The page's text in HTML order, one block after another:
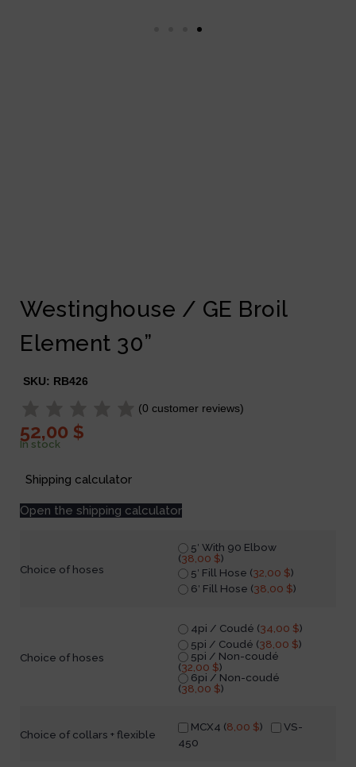
Westinghouse / GE Broil
Element 30”
SKU: RB426
(0 customer reviews)
52,00 $
In stock
Shipping calculator
Open the shipping calculator
Choice of hoses
5′ With 90 Elbow
(38,00 $)
5′ Fill Hose (32,00 $)
6′ Fill Hose (38,00 $)
Choice of hoses
4pi / Coudé (34,00 $)
5pi / Coudé (38,00 $)
5pi / Non-coudé
(32,00 $)
6pi / Non-coudé
(38,00 $)
Choice of collars + flexible
MCX4 (8,00 $)
VS-
450